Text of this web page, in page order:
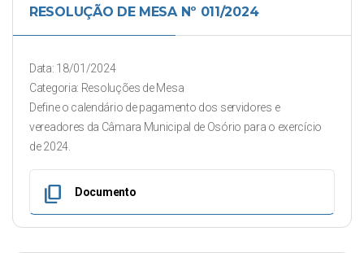
RESOLUÇÃO DE MESA Nº 011/2024
Data: 18/01/2024
Categoria: Resoluções de Mesa
Define o calendário de pagamento dos servidores e
vereadores da Câmara Municipal de Osório para o exercício
de 2024.
content_copy Documento